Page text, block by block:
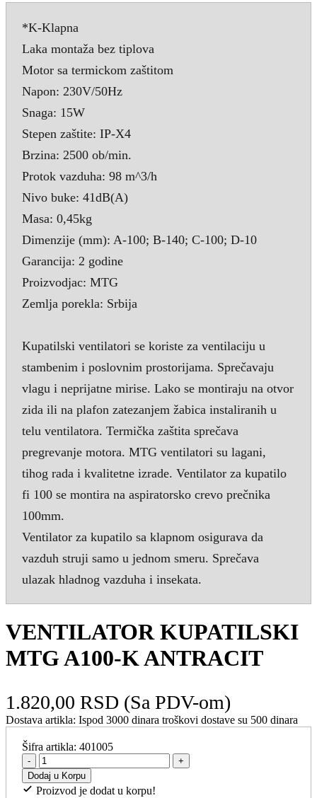
*K-Klapna
Laka montaža bez tiplova
Motor sa termickom zaštitom
Napon: 230V/50Hz
Snaga: 15W
Stepen zaštite: IP-X4
Brzina: 2500 ob/min.
Protok vazduha: 98 m^3/h
Nivo buke: 41dB(A)
Masa: 0,45kg
Dimenzije (mm): A-100; B-140; C-100; D-10
Garancija: 2 godine
Proizvodjac: MTG
Zemlja porekla: Srbija
Kupatilski ventilatori se koriste za ventilaciju u
stambenim i poslovnim prostorijama. Sprečavaju
vlagu i neprijatne mirise. Lako se montiraju na otvor
zida ili na plafon zatezanjem žabica instaliranih u
telu ventilatora. Termička zaštita sprečava
pregrevanje motora. MTG ventilatori su lagani,
tihog rada i kvalitetne izrade. Ventilator za kupatilo
fi 100 se montira na aspiratorsko crevo prečnika
100mm.
Ventilator za kupatilo sa klapnom osigurava da
vazduh struji samo u jednom smeru. Sprečava
ulazak hladnog vazduha i insekata.
VENTILATOR KUPATILSKI
MTG A100-K ANTRACIT
1.820,00 RSD (Sa PDV-om)
Dostava artikla: Ispod 3000 dinara troškovi dostave su 500 dinara
Šifra artikla:401005
-
+
Dodaj u Korpu
Proizvod je dodat u korpu!